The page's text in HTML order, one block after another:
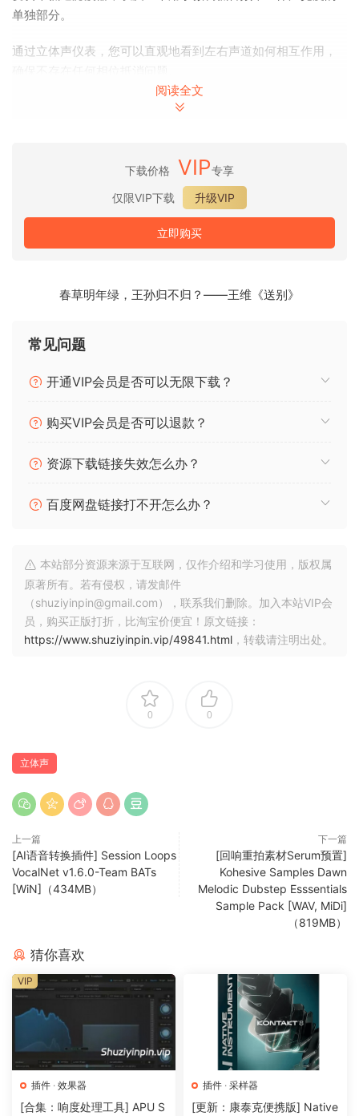
单独部分。
通过立体声仪表，您可以直观地看到左右声道如何相互作用，
Lowtility 2 可让您调整低端的立体声信号以清理低音频率。选
择降低宽度，或使其成为单声道，保留中间声道或左右声道之
峭的 48dB 切片。
立体声信息。仪表可以在全频段或仅低频段之间切换。
Lowtility is a stereo tool designed to control the low end of
with a separate section for finely tuning the stereo width of
any phase-cancellation issues.
FEATURES
Width Adjustment
width, or make it mono keeping either the mid channel, or
one of the left and right channels.
filters, from a gentle 12dB roll off, to a steep 48dB slice.
Stereo Meters
Lowtility 2 features both a Goniometer and a Correlation
meter, visually displaying the phase and stereo information
of your signal. The meters can be swicthed between full
Team R2R
🏠 HomePage
阅读全文
下载价格 VIP专享
仅限VIP下载
升级VIP
立即购买
春草明年绿，王孙归不归？——王维《送别》
常见问题
开通VIP会员是否可以无限下载？
购买VIP会员是否可以退款？
资源下载链接失效怎么办？
百度网盘链接打不开怎么办？
本站部分资源来源于互联网，仅作介绍和学习使用，版权属
原著所有。若有侵权，请发邮件
（shuziyinpin@gmail.com），联系我们删除。加入本站VIP会
员，购买正版打折，比淘宝价便宜！原文链接：
https://www.shuziyinpin.vip/49841.html ，转载请注明出处。
0 0
立体声
上一篇
[AI语音转换插件] Session Loops
VocalNet v1.6.0-Team BATs
[WiN]（434MB）
下一篇
[回响重拍素材Serum预置]
Kohesive Samples Dawn
Melodic Dubstep Esssentials
Sample Pack [WAV, MiDi]
（819MB）
猜你喜欢
插件 · 效果器
[合集：响度处理工具] APU S
VIP
插件 · 采样器
[更新：康泰克便携版] Native